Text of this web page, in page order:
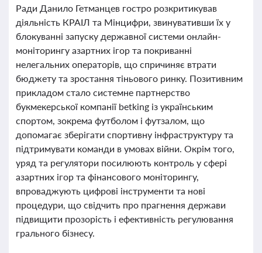
Ради Данило Гетманцев гостро розкритикував
діяльність КРАІЛ та Мінцифри, звинувативши їх у
блокуванні запуску державної системи онлайн-
моніторингу азартних ігор та покриванні
нелегальних операторів, що спричиняє втрати
бюджету та зростання тіньового ринку. Позитивним
прикладом стало системне партнерство
букмекерської компанії betking із українським
спортом, зокрема футболом і футзалом, що
допомагає зберігати спортивну інфраструктуру та
підтримувати команди в умовах війни. Окрім того,
уряд та регулятори посилюють контроль у сфері
азартних ігор та фінансового моніторингу,
впроваджують цифрові інструменти та нові
процедури, що свідчить про прагнення держави
підвищити прозорість і ефективність регулювання
грального бізнесу.